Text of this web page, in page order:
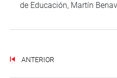
de Educación, Martín
ANTERIOR